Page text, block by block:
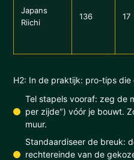
Japans
Riichi
136 17
H2: In de praktijk: pro-tips
Tel stapels vooraf: zeg de
per zijde") vóór je bouwt.
muur.
Standaardiseer de breuk:
rechtereinde van de